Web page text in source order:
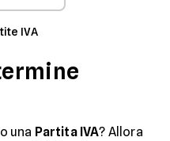
IVA
o una Partita IVA? Allora